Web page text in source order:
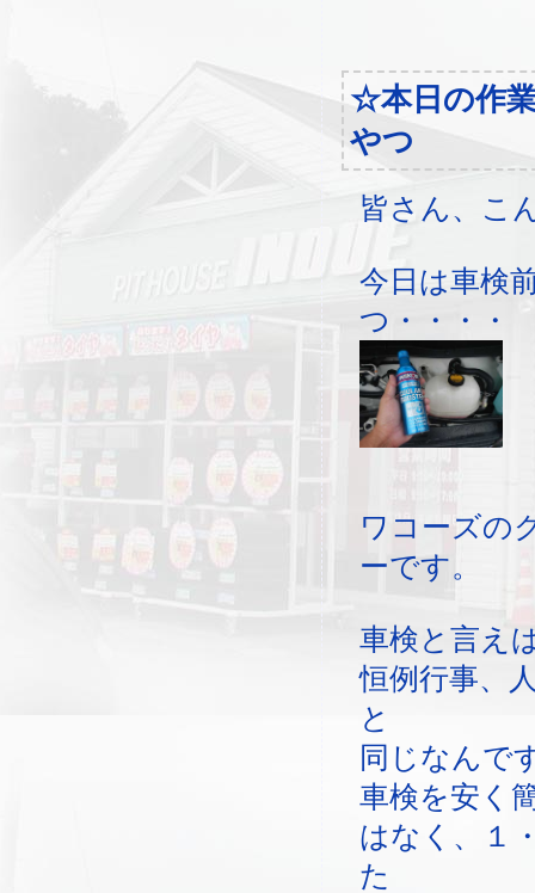
☆本日の作
やつ
皆さん、こ
今日は車検
つ・・・・
ワコーズの
ーです。
車検と言え
恒例行事、
と
同じなんで
車検を安く
はなく、１
た